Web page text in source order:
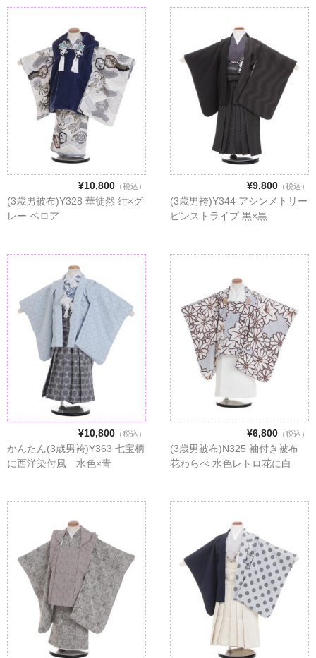
¥10,800（税込）
(3歳男被布)Y328 華徒然 紺×グ
レー ベロア
¥9,800（税込）
(3歳男袴)Y344 アシンメトリー
ピンストライプ 黒×黒
¥10,800（税込）
かんたん(3歳男袴)Y363 七宝柄
に西洋染付風 水色×青
¥6,800（税込）
(3歳男被布)N325 袖付き被布
花わらべ 水色レトロ花に白